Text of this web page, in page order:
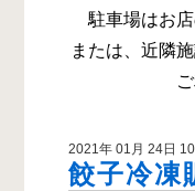
駐車場はお
または、近隣
2021年 01月 24日
餃子冷凍